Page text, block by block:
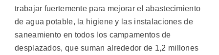
trabajar fuertemente para mejorar el abastecimiento
de agua potable, la higiene y las instalaciones de
saneamiento en todos los campamentos de
desplazados, que suman alrededor de 1,2 millones